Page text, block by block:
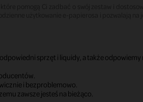
sprzęt i liquidy, a także
i bezproblemowo.
zawsze jesteś na bieżąco.